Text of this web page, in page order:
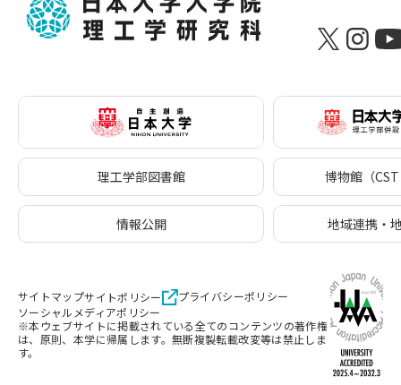
理工学部図書館 博物館（
情報公開 地域連携・
サイトマップサイトポリシー
プライバシーポリシー
ソーシャルメディアポリシー
※本ウェブサイトに掲載されている全てのコンテンツの著作権
は、原則、本学に帰属します。無断複製転載改変等は禁止しま
す。